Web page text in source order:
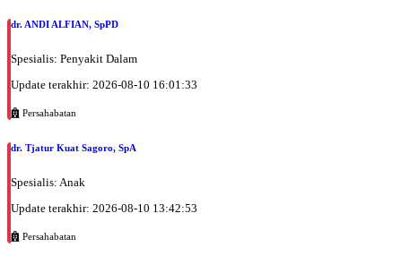
dr. ANDI ALFIAN, SpPD
Spesialis: Penyakit Dalam
Update terakhir: 2026-08-10 16:01:33
Persahabatan
dr. Tjatur Kuat Sagoro, SpA
Spesialis: Anak
Update terakhir: 2026-08-10 13:42:53
Persahabatan